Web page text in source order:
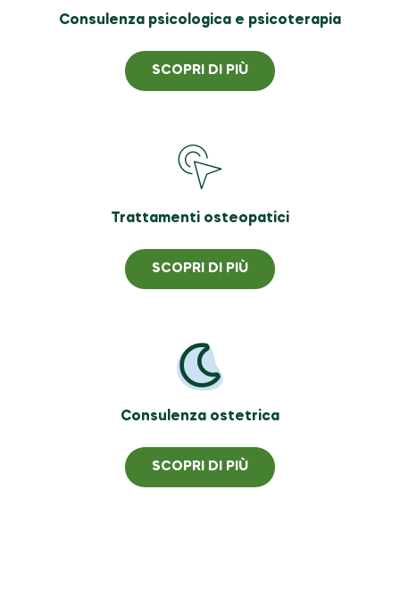
Consulenza psicologica e psicoterapia
SCOPRI DI PIÙ
Trattamenti osteopatici
SCOPRI DI PIÙ
Consulenza ostetrica
SCOPRI DI PIÙ